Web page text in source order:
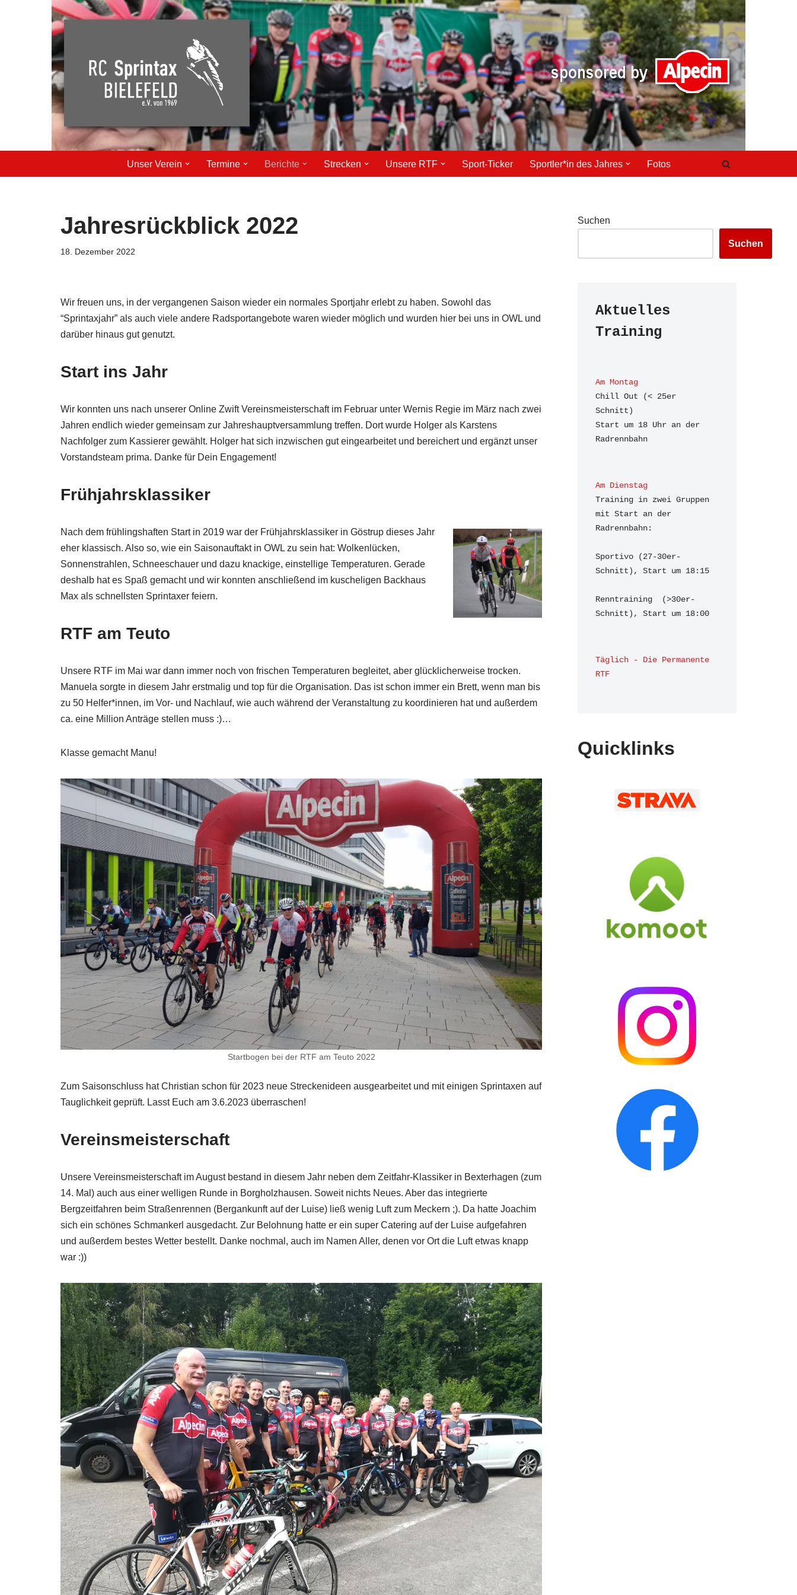
Unser Verein Termine Berichte Strecken Unsere RTF Sport-Ticker Sportler*in des Jahres Fotos
Jahresrückblick 2022
18. Dezember 2022
Wir freuen uns, in der vergangenen Saison wieder ein normales Sportjahr erlebt zu haben. Sowohl das
“Sprintaxjahr” als auch viele andere Radsportangebote waren wieder möglich und wurden hier bei uns in OWL und
darüber hinaus gut genutzt.
Start ins Jahr
Wir konnten uns nach unserer Online Zwift Vereinsmeisterschaft im Februar unter Wernis Regie im März nach zwei
Jahren endlich wieder gemeinsam zur Jahreshauptversammlung treffen. Dort wurde Holger als Karstens
Nachfolger zum Kassierer gewählt. Holger hat sich inzwischen gut eingearbeitet und bereichert und ergänzt unser
Vorstandsteam prima. Danke für Dein Engagement!
Frühjahrsklassiker
Nach dem frühlingshaften Start in 2019 war der Frühjahrsklassiker in Göstrup dieses Jahr
eher klassisch. Also so, wie ein Saisonauftakt in OWL zu sein hat: Wolkenlücken,
Sonnenstrahlen, Schneeschauer und dazu knackige, einstellige Temperaturen. Gerade
deshalb hat es Spaß gemacht und wir konnten anschließend im kuscheligen Backhaus
Max als schnellsten Sprintaxer feiern.
RTF am Teuto
Unsere RTF im Mai war dann immer noch von frischen Temperaturen begleitet, aber glücklicherweise trocken.
Manuela sorgte in diesem Jahr erstmalig und top für die Organisation. Das ist schon immer ein Brett, wenn man bis
zu 50 Helfer*innen, im Vor- und Nachlauf, wie auch während der Veranstaltung zu koordinieren hat und außerdem
ca. eine Million Anträge stellen muss :)…
Klasse gemacht Manu!
Startbogen bei der RTF am Teuto 2022
Zum Saisonschluss hat Christian schon für 2023 neue Streckenideen ausgearbeitet und mit einigen Sprintaxen auf
Tauglichkeit geprüft. Lasst Euch am 3.6.2023 überraschen!
Vereinsmeisterschaft
Unsere Vereinsmeisterschaft im August bestand in diesem Jahr neben dem Zeitfahr-Klassiker in Bexterhagen (zum
14. Mal) auch aus einer welligen Runde in Borgholzhausen. Soweit nichts Neues. Aber das integrierte
Bergzeitfahren beim Straßenrennen (Bergankunft auf der Luise) ließ wenig Luft zum Meckern ;). Da hatte Joachim
sich ein schönes Schmankerl ausgedacht. Zur Belohnung hatte er ein super Catering auf der Luise aufgefahren
und außerdem bestes Wetter bestellt. Danke nochmal, auch im Namen Aller, denen vor Ort die Luft etwas knapp
war :))
Suchen
Suchen
Aktuelles
Training
Am Montag
Chill Out (< 25er
Schnitt)
Start um 18 Uhr an der
Radrennbahn
Am Dienstag
Training in zwei Gruppen
mit Start an der
Radrennbahn:
Sportivo (27-30er-
Schnitt), Start um 18:15
Renntraining  (>30er-
Schnitt), Start um 18:00
Täglich - Die Permanente
RTF
Quicklinks